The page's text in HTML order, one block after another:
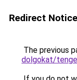
Redirect Notice
The previous
dolgokat/